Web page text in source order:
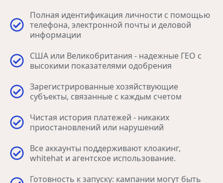
Полная идентификация личности с помощью
телефона, электронной почты и деловой
информации
США или Великобритания - надежные ГЕО с
высокими показателями одобрения
Зарегистрированные хозяйствующие
субъекты, связанные с каждым счетом
Чистая история платежей - никаких
приостановлений или нарушений
Все аккаунты поддерживают клоакинг,
whitehat и агентское использование.
Готовность к запуску: кампании могут быть